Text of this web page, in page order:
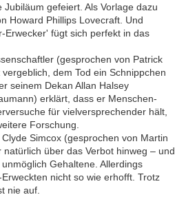
gefeiert. Als Vorlage dazu
Howard Phillips Lovecraft. Und
Erwecker' fügt sich perfekt in das
(gesprochen von Patrick
dem Tod ein Schnippchen
seinem Dekan Allan Halsey
erklärt, dass er Menschen-
für vielversprechender hält,
Forschung.
Simcox (gesprochen von Martin
über das Verbot hinweg – und
Gehaltene. Allerdings
nicht so wie erhofft. Trotz
nie auf.